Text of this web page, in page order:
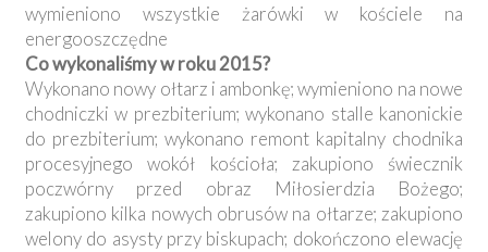
wymieniono wszystkie żarówki w kościele na
energooszczędne
Co wykonaliśmy w roku 2015?
Wykonano nowy ołtarz i ambonkę; wymieniono na nowe
chodniczki w prezbiterium; wykonano stalle kanonickie
do prezbiterium; wykonano remont kapitalny chodnika
procesyjnego wokół kościoła; zakupiono świecznik
poczwórny przed obraz Miłosierdzia Bożego;
zakupiono kilka nowych obrusów na ołtarze; zakupiono
welony do asysty przy biskupach; dokończono elewację